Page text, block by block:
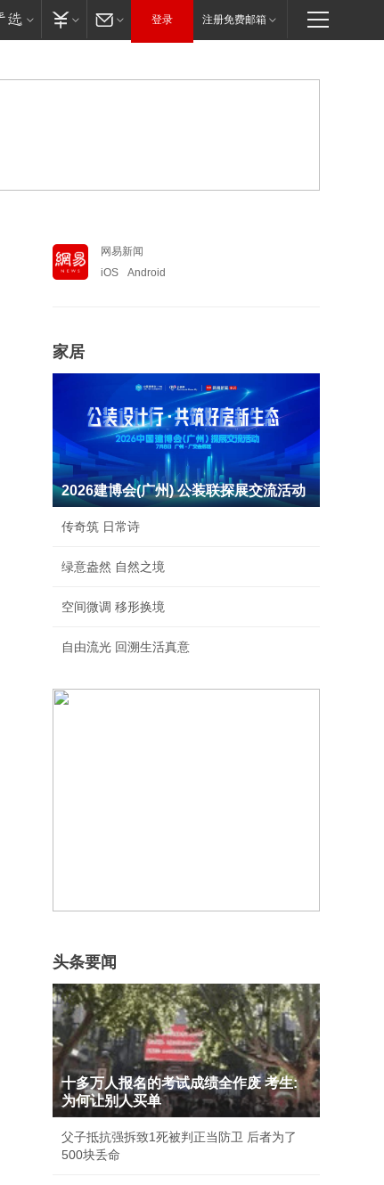
登录 注册免费邮箱
网易新闻
iOS
Android
家居
2026建博会(广州) 公装联探展交流活动
传奇筑 日常诗
绿意盎然 自然之境
空间微调 移形换境
自由流光 回溯生活真意
头条要闻
十多万人报名的考试成绩全作废 考生:
为何让别人买单
父子抵抗强拆致1死被判正当防卫 后者为了
500块丢命